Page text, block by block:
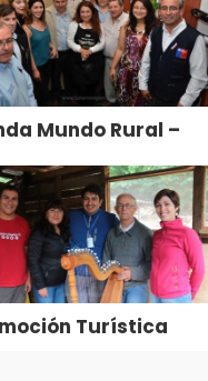
Mundo Rural –
Arauco Chillán
Turística